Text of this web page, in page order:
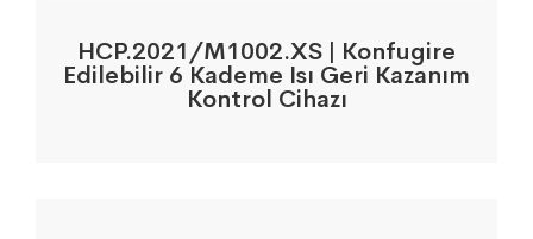
HCP.2021/M1002.XS | Konfugire
Edilebilir 6 Kademe Isı Geri Kazanım
Kontrol Cihazı